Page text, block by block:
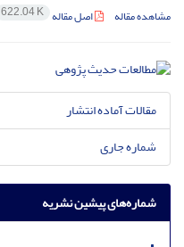
مشاهده مقاله اصل مقاله 622.04 K
مقالات آماده انتشار
شماره جاری
شماره‌های پیشین نشریه